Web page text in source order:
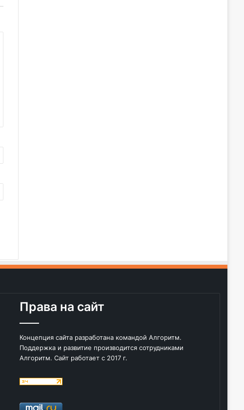
Права на сайт
Концепция сайта разработана командой Алгоритм.
Поддержка и развитие производится сотрудниками
Алгоритм. Сайт работает с 2017 г.